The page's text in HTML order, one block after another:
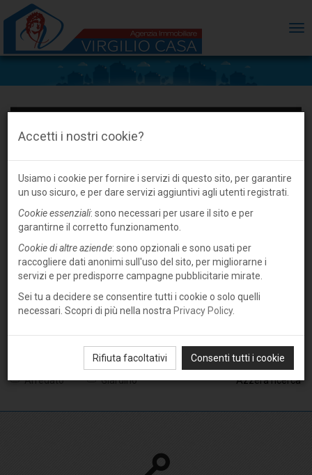
Accetti i nostri cookie?
Usiamo i cookie per fornire i servizi di questo sito, per garantire
un uso sicuro, e per dare servizi aggiuntivi agli utenti registrati.
Cookie essenziali: sono necessari per usare il sito e per
garantirne il corretto funzionamento.
Cookie di altre aziende: sono opzionali e sono usati per
raccogliere dati anonimi sull'uso del sito, per migliorarne i
servizi e per predisporre campagne pubblicitarie mirate.
Sei tu a decidere se consentire tutti i cookie o solo quelli
necessari. Scopri di più nella nostra Privacy Policy.
Rifiuta facoltativi Consenti tutti i cookie
Arredato Giardino Azzera ricerca